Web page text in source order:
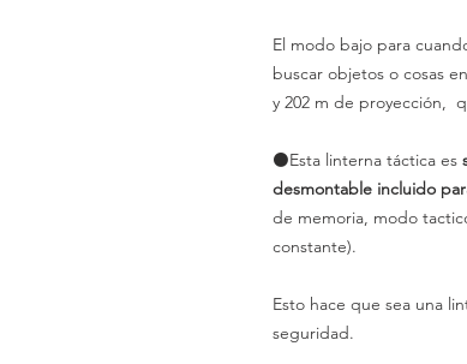
El modo bajo para
buscar objetos o cosas
y 202 m de proyección,
⚫️Esta linterna táctica es
desmontable incluido
de memoria, modo
constante).
Esto hace que sea una
seguridad.